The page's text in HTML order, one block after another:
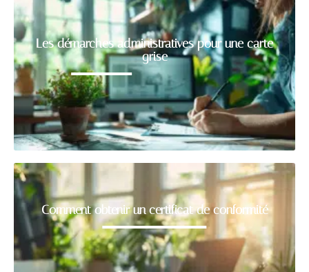
Les démarches administratives pour une carte
grise
Comment obtenir un certificat de conformité